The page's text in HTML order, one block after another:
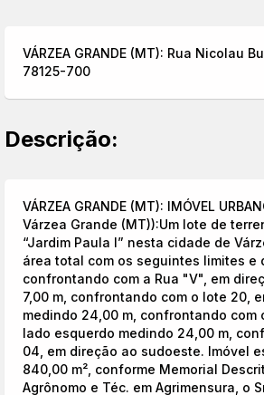
VÁRZEA GRANDE (MT): Rua Nicolau
78125-700
Descrição:
VÁRZEA GRANDE (MT): IMÓVEL
Várzea Grande (MT)):Um lote de
“Jardim Paula I” nesta cidade de
área total com os seguintes limites e
confrontando com a Rua "V", em
7,00 m, confrontando com o lote 20,
medindo 24,00 m, confrontando com
lado esquerdo medindo 24,00 m,
04, em direção ao sudoeste. Imóvel
840,00 m², conforme Memorial
Agrônomo e Téc. em Agrimensura, o